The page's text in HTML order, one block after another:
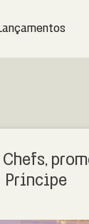
Príncipe